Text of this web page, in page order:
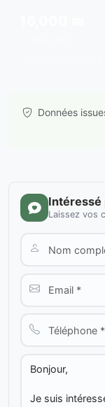
Données
Intéressé
Laissez vos